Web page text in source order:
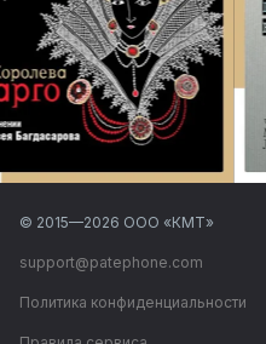
© 2015—2026 ООО «КМТ»
support@patephone.com
Политика конфиденциальности